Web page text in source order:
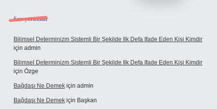
Son yorumlar
Bilimsel Determinizm Sistemli Bir Şekilde Ilk Defa Ifade Eden Kişi Kimdir
için admin
Bilimsel Determinizm Sistemli Bir Şekilde Ilk Defa Ifade Eden Kişi Kimdir
için Özge
Bağdaşı Ne Demek için admin
Bağdaşı Ne Demek için Başkan